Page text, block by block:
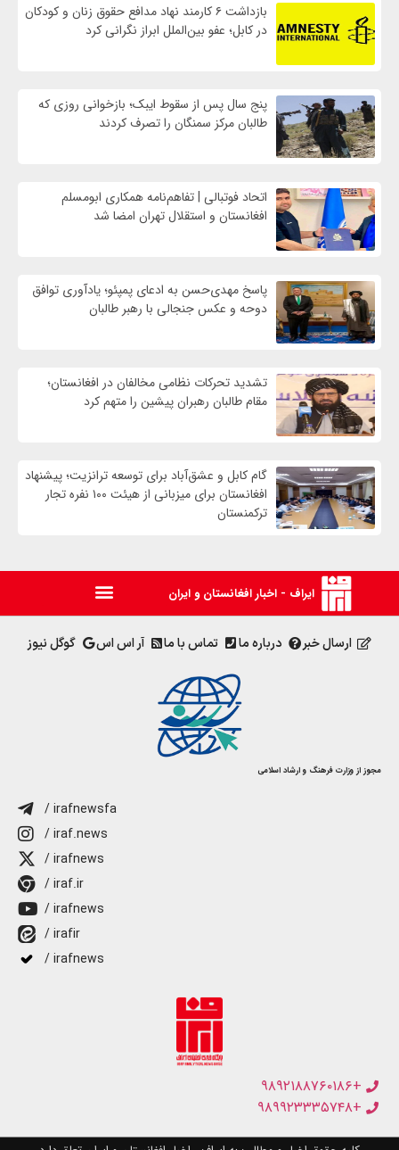
بازداشت ۶ کارمند نهاد مدافع حقوق زنان و کودکان
در کابل؛ عفو بین‌الملل ابراز نگرانی کرد
پنج سال پس از سقوط ایبک؛ بازخوانی روزی که
طالبان مرکز سمنگان را تصرف کردند
اتحاد فوتبالی | تفاهم‌نامه همکاری ابومسلم
افغانستان و استقلال تهران امضا شد
پاسخ مهدی‌حسن به ادعای پمپئو؛ یادآوری توافق
دوحه و عکس جنجالی با رهبر طالبان
تشدید تحرکات نظامی مخالفان در افغانستان؛
مقام طالبان رهبران پیشین را متهم کرد
گام کابل و عشق‌آباد برای توسعه ترانزیت؛ پیشنهاد
افغانستان برای میزبانی از هیئت ۱۰۰ نفره تجار
ترکمنستان
ایراف - اخبار افغانستان و ایران
ارسال خبر درباره ما تماس با ما آر اس اس گوگل نیوز
مجوز از وزارت فرهنگ و ارشاد اسلامی
/ irafnewsfa
/ iraf.news
/ irafnews
/ iraf.ir
/ irafnews
/ irafir
/ irafnews
+۹۸۹۲۱۸۸۷۶۰۱۸۶
+۹۸۹۹۲۳۳۳۵۷۴۸